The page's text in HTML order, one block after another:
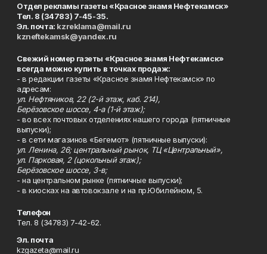
Отдел рекламы газеты «Красное знамя Нефтекамск»
Тел. 8 (34783) 7-45-35.
Эл. почта: kzreklama@mail.ru
kzneftekamsk@yandex.ru
Свежий номер газеты «Красное знамя Нефтекамск»
всегда можно купить в точках продаж:
- в редакции газеты «Красное знамя Нефтекамск» по
адресам:
ул. Нефтяников, 22 (2-й этаж, каб. 214),
Берёзовское шоссе, 4-а (1-й этаж);
- во всех почтовых отделениях нашего города (пятничные
выпуски);
- в сети магазинов «Бегемот» (пятничные выпуски):
ул. Ленина, 26; центральный рынок, ТЦ «Центральный»,
ул. Парковая, 2 (цокольный этаж);
Берёзовское шоссе, 3-в;
- на центральном рынке (пятничные выпуски);
- в киосках на автовокзале и на пр.Юбилейном, 5.
Телефон
Тел. 8 (34783) 7-42-62.
Эл. почта
kzgazeta@mail.ru